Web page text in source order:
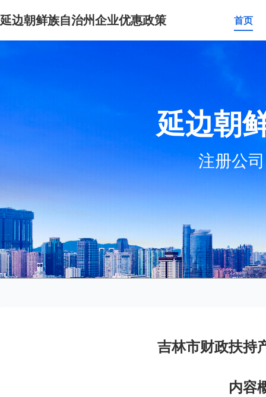
延边朝鲜族自治州企业优惠政策 首页
延边朝
注册公
吉林市财政扶持
内容